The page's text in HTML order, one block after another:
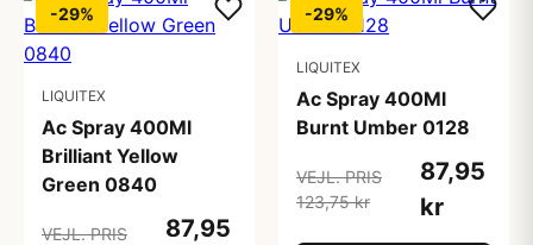
-29%
LIQUITEX
Ac Spray 400Ml
Brilliant Yellow
Green 0840
VEJL. PRIS
87,95
-29%
LIQUITEX
Ac Spray 400Ml
Burnt Umber 0128
VEJL. PRIS
123,75 kr
87,95
kr